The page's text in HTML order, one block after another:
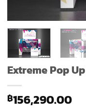
Extreme Pop
฿156,290.00